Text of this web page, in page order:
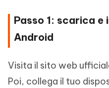
Passo 1: scarica
Android
Visita il sito web
Poi, collega il tuo